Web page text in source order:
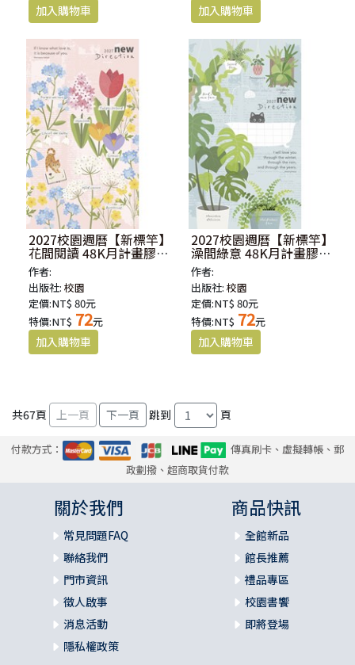
2027校園週曆【新標竿】
花間閱讀 48K月計畫膠皮
騎馬釘
作者:
出版社:校園
定價:NT$ 80元
特價:NT$ 72元
2027校園週曆【新標竿】
澡間綠意 48K月計畫膠皮
騎馬釘
作者:
出版社:校園
定價:NT$ 80元
特價:NT$ 72元
共67頁 跳到 頁
付款方式：
傳真刷卡、虛擬轉帳、郵
政劃撥、超商取貨付款
關於我們
常見問題FAQ
聯絡我們
門市資訊
徵人啟事
消息活動
隱私權政策
商品快訊
全館新品
館長推薦
禮品專區
校園書饗
即將登場